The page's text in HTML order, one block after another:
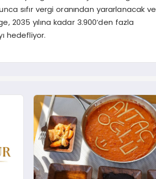
sıfır vergi oranından yararlanacak ve
2035 yılına kadar 3.900’den fazla
hedefliyor.